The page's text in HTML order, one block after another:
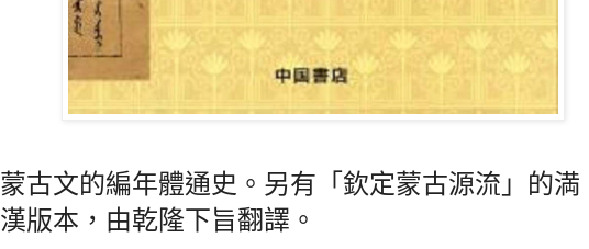
蒙古文的編年體通史。另有「欽定蒙古源流」的満
漢版本，由乾隆下旨翻譯。